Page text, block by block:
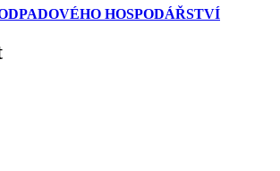
HOSPODÁŘSTVÍ